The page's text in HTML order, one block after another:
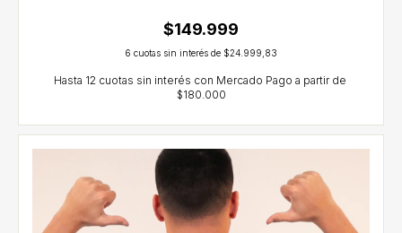
$149.999
6 cuotas sin interés de $24.999,83